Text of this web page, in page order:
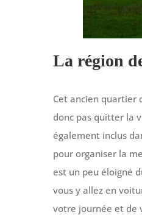
La région
Cet ancien quartier
donc pas quitter la
également inclus
pour organiser la
est un peu éloigné
vous y allez en
votre journée et de